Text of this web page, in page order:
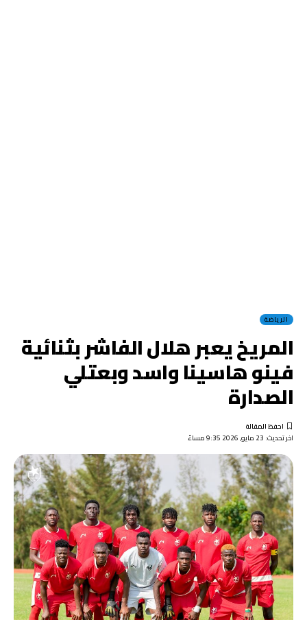
الرياضة
المريخ يعبر هلال الفاشر بثنائية
فينو هاسينا واسد وبعتلي
الصدارة
اخر تحديث: 23 مايو, 2026 9:35 مساءً